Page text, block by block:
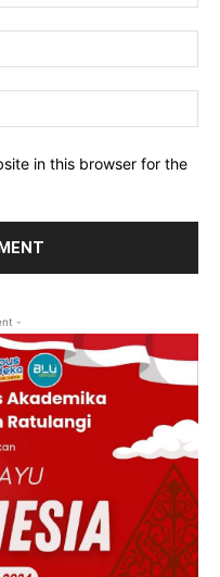
in this browser for the
-